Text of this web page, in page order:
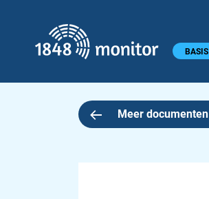
Hoofdmenu BASIS
Meer documenten